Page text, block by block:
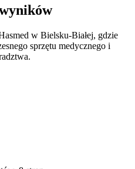
w Bielsku-Białej, gdzie
sprzętu medycznego i